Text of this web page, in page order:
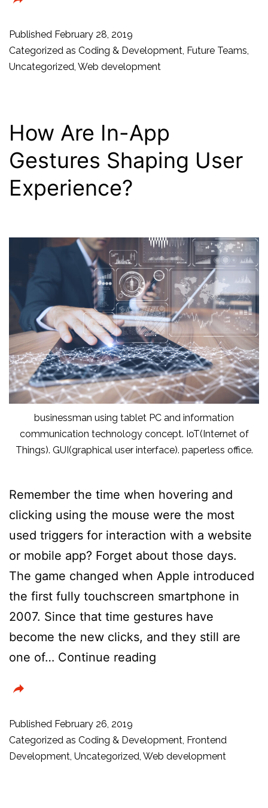
teveel?
Published February 28, 2019
Categorized as Coding & Development Future Teams
Uncategorized Web development
How Are In-App
Gestures Shaping User
Experience?
businessman using tablet PC and information
communication technology concept. IoT(Internet of
Things). GUI(graphical user interface). paperless office.
Remember the time when hovering and
clicking using the mouse were the most
used triggers for interaction with a website
or mobile app? Forget about those days.
The game changed when Apple introduced
the first fully touchscreen smartphone in
2007. Since that time gestures have
become the new clicks, and they still are
one of… Continue reading
Gestures
Shaping
Published February 26, 2019
Categorized as Coding & Development, Frontend
Development, Uncategorized, Web development